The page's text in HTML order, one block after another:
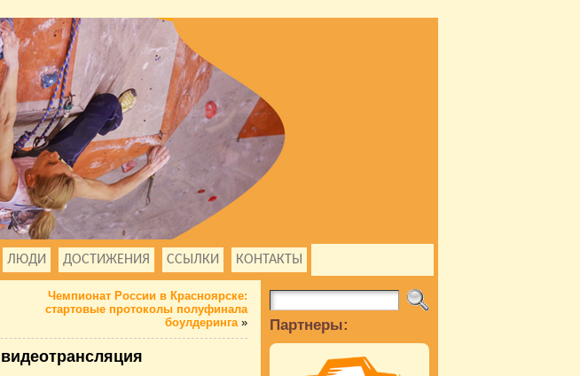
ЛЮДИ ДОСТИЖЕНИЯ ССЫЛКИ КОНТАКТЫ
Чемпионат России в Красноярске:
стартовые протоколы полуфинала
боулдеринга» Партнеры: